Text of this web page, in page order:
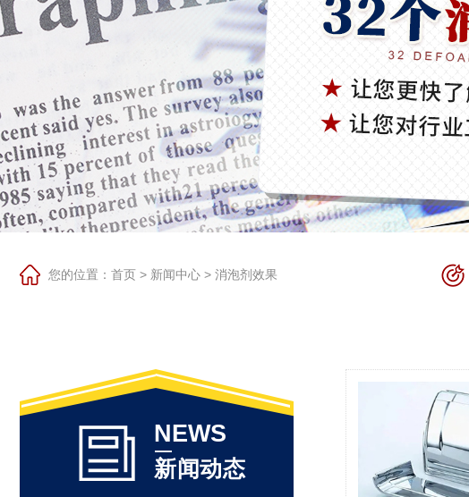
您的位置： 首页 > 新闻中心 > 消泡剂效果
NEWS
新闻动态